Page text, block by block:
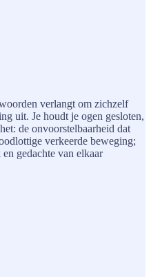
verlangt om zichzelf
uit. Je houdt je ogen gesloten,
de onvoorstelbaarheid dat
verkeerde beweging;
gedachte van elkaar